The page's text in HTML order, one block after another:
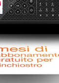
asciuga capelli